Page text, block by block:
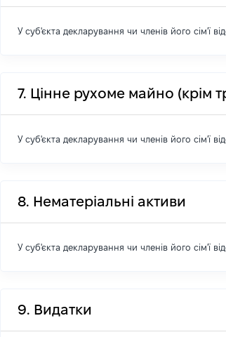
У суб'єкта декларування чи членів його сім'ї
7. Цінне рухоме майно (крім
У суб'єкта декларування чи членів його сім'ї
8. Нематеріальні активи
У суб'єкта декларування чи членів його сім'ї
9. Видатки